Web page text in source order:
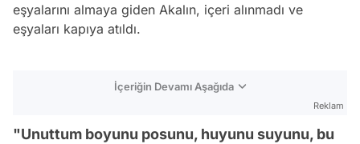
eşyalarını almaya giden Akalın, içeri alınmadı ve
eşyaları kapıya atıldı.
İçeriğin Devamı Aşağıda
Reklam
"Unuttum boyunu posunu, huyunu suyunu, bu